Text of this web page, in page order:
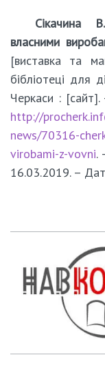
Сікачина
власними
[виставка та
бібліотеці для
Черкаси :
http://
news/70316-
virobami-z-vovni.
16.03.2019. –